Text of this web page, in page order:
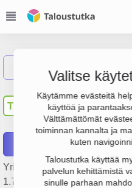
Valitse
Käytämme evästeitä
käyttöä ja
Välttämättömät
toiminnan kannalta ja
kuten
Taloustutka käyttää
palvelun kehittämistä
sinulle parhaan
TE
SORRI OY
Yrityksen TEOLLISUUS
1.7 milj. € ja tulos -217 000